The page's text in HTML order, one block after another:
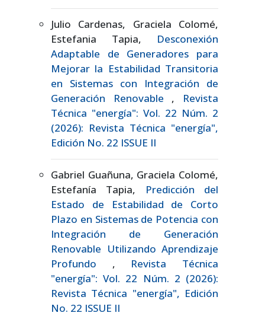
Julio Cardenas, Graciela Colomé,
Estefania Tapia, Desconexión
Adaptable de Generadores para
Mejorar la Estabilidad Transitoria
en Sistemas con Integración de
Generación Renovable , Revista
Técnica "energía": Vol. 22 Núm. 2
(2026): Revista Técnica "energía",
Edición No. 22 ISSUE II
Gabriel Guañuna, Graciela Colomé,
Estefanía Tapia,
Predicción del
Estado de Estabilidad de Corto
Plazo en Sistemas de Potencia con
Integración de Generación
Renovable Utilizando Aprendizaje
Profundo , Revista Técnica
"energía": Vol. 22 Núm. 2 (2026):
Revista Técnica "energía", Edición
No. 22 ISSUE II